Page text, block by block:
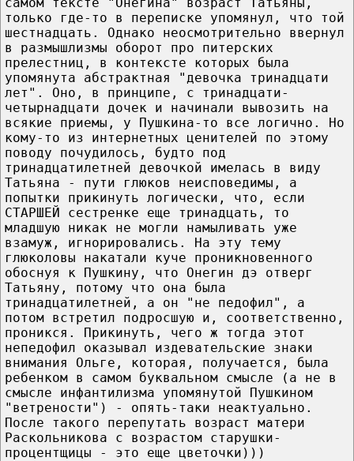
только где-то в переписке упомянул, что той
шестнадцать. Однако неосмотрительно ввернул
в размышлизмы оборот про питерских
прелестниц, в контексте которых была
упомянута абстрактная "девочка тринадцати
лет". Оно, в принципе, с тринадцати-
четырнадцати дочек и начинали вывозить на
всякие приемы, у Пушкина-то все логично. Но
кому-то из интернетных ценителей по этому
поводу почудилось, будто под
тринадцатилетней девочкой имелась в виду
Татьяна - пути глюков неисповедимы, а
попытки прикинуть логически, что, если
СТАРШЕЙ сестренке еще тринадцать, то
младшую никак не могли намыливать уже
взамуж, игнорировались. На эту тему
глюколовы накатали куче проникновенного
обоснуя к Пушкину, что Онегин дэ отверг
Татьяну, потому что она была
тринадцатилетней, а он "не педофил", а
потом встретил подросшую и, соответственно,
проникся. Прикинуть, чего ж тогда этот
непедофил оказывал издевательские знаки
внимания Ольге, которая, получается, была
ребенком в самом буквальном смысле (а не в
смысле инфантилизма упомянутой Пушкином
"ветрености") - опять-таки неактуально.
После такого перепутать возраст матери
Раскольникова с возрастом старушки-
процентщицы - это еще цветочки)))